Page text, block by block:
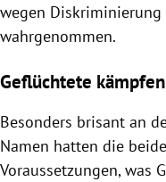
wegen
wahrgenommen.
Geflüchtete
Besonders brisant an
Namen hatten die
Voraussetzungen, was